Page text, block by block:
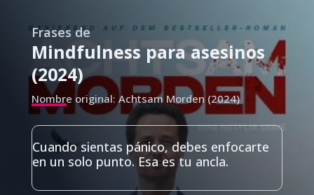
Frases de
Mindfulness para asesinos
(2024)
Nombre original: Achtsam Morden (2024)
Cuando sientas pánico, debes enfocarte
en un solo punto. Esa es tu ancla.